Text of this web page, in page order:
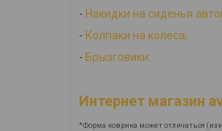
- Накидки на сиденья
- Колпаки на колеса;
- Брызговики.
Интернет магазин
*Форма коврика может отличаться